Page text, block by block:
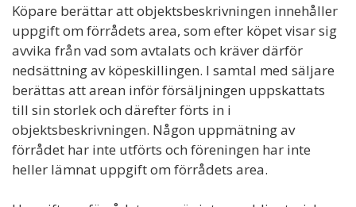
Köpare berättar att objektsbeskrivningen innehåller
uppgift om förrådets area, som efter köpet visar sig
avvika från vad som avtalats och kräver därför
nedsättning av köpeskillingen. I samtal med säljare
berättas att arean inför försäljningen uppskattats
till sin storlek och därefter förts in i
objektsbeskrivningen. Någon uppmätning av
förrådet har inte utförts och föreningen har inte
heller lämnat uppgift om förrådets area.